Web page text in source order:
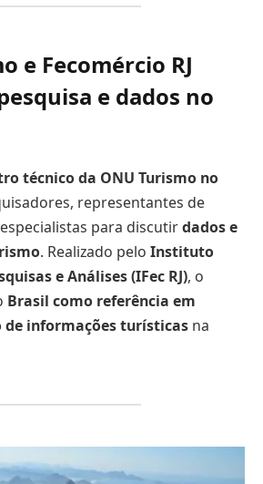
e Fecomércio RJ
e dados no
técnico da ONU Turismo no
representantes de
para discutirdados e
. Realizado pelo Instituto
e Análises (IFec RJ), o
Brasil como referência em
de informações turísticas na